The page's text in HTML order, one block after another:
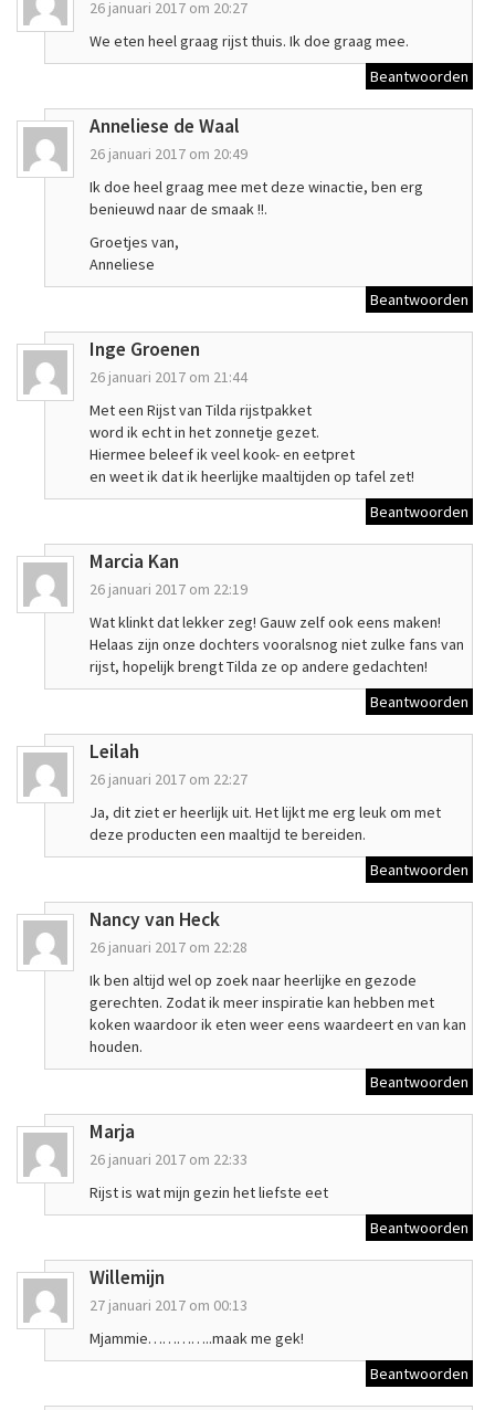
26 januari 2017 om 20:27
We eten heel graag rijst thuis. Ik doe graag mee.
Beantwoorden
Anneliese de Waal
26 januari 2017 om 20:49
Ik doe heel graag mee met deze winactie, ben erg
benieuwd naar de smaak !!.
Groetjes van,
Anneliese
Beantwoorden
Inge Groenen
26 januari 2017 om 21:44
Met een Rijst van Tilda rijstpakket
word ik echt in het zonnetje gezet.
Hiermee beleef ik veel kook- en eetpret
en weet ik dat ik heerlijke maaltijden op tafel zet!
Beantwoorden
Marcia Kan
26 januari 2017 om 22:19
Wat klinkt dat lekker zeg! Gauw zelf ook eens maken!
Helaas zijn onze dochters vooralsnog niet zulke fans van
rijst, hopelijk brengt Tilda ze op andere gedachten!
Beantwoorden
Leilah
26 januari 2017 om 22:27
Ja, dit ziet er heerlijk uit. Het lijkt me erg leuk om met
deze producten een maaltijd te bereiden.
Beantwoorden
Nancy van Heck
26 januari 2017 om 22:28
Ik ben altijd wel op zoek naar heerlijke en gezode
gerechten. Zodat ik meer inspiratie kan hebben met
koken waardoor ik eten weer eens waardeert en van kan
houden.
Beantwoorden
Marja
26 januari 2017 om 22:33
Rijst is wat mijn gezin het liefste eet
Beantwoorden
Willemijn
27 januari 2017 om 00:13
Mjammie…………..maak me gek!
Beantwoorden